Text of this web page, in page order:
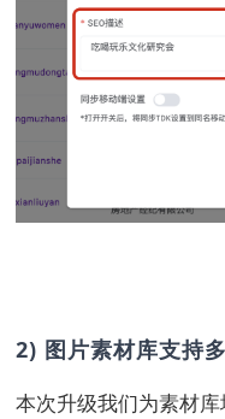
2) 图片素材库支持
本次升级我们为素材库